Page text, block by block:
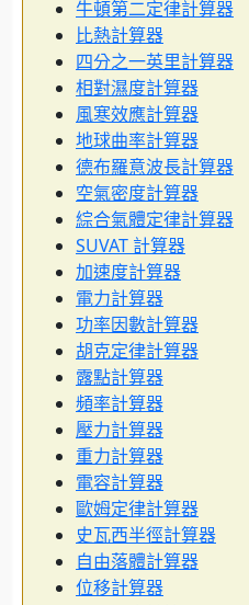
牛頓第二定律計算器
比熱計算器
四分之一英里計算器
相對濕度計算器
風寒效應計算器
地球曲率計算器
德布羅意波長計算器
空氣密度計算器
綜合氣體定律計算器
SUVAT 計算器
加速度計算器
電力計算器
功率因數計算器
胡克定律計算器
露點計算器
頻率計算器
壓力計算器
重力計算器
電容計算器
歐姆定律計算器
史瓦西半徑計算器
自由落體計算器
位移計算器